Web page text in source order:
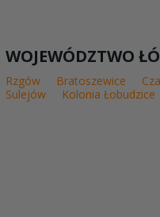
WOJEWÓDZTWO
Rzgów Bratoszewice
Sulejów
Kolonia Łobudzice